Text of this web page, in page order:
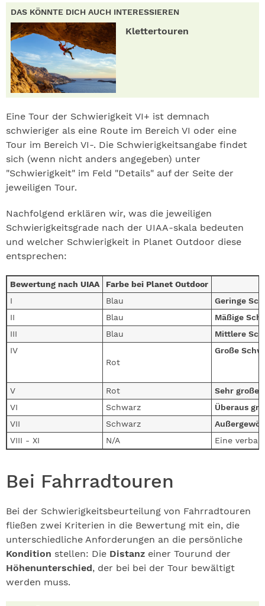
DAS KÖNNTE DICH AUCH INTERESSIEREN
Klettertouren
Eine Tour der Schwierigkeit VI+ ist demnach
schwieriger als eine Route im Bereich VI oder eine
Tour im Bereich VI-. Die Schwierigkeitsangabe findet
sich (wenn nicht anders angegeben) unter
"Schwierigkeit" im Feld "Details" auf der Seite der
jeweiligen Tour.
Nachfolgend erklären wir, was die jeweiligen
Schwierigkeitsgrade nach der UIAA-skala bedeuten
und welcher Schwierigkeit in Planet Outdoor diese
entsprechen:
Bewertung nach UIAA
Farbe bei Planet Outdoor
I
Blau
Geringe
II
Blau
Mäßige
III
Blau
Mittlere
IV
Rot
Große
V Rot
Sehr große
VI
Schwarz
Überaus
VII
Schwarz
VIII - XI
N/A Eine
Bei Fahrradtouren
Bei der Schwierigkeitsbeurteilung von Fahrradtouren
fließen zwei Kriterien in die Bewertung mit ein, die
unterschiedliche Anforderungen an die persönliche
Kondition stellen: Die Distanz einer Tourund der
Höhenunterschied, der bei bei der Tour bewältigt
werden muss.